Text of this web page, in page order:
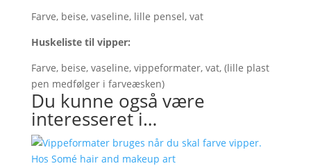
Farve, beise, vaseline, lille pensel, vat
Huskeliste til vipper:
Farve, beise, vaseline, vippeformater, vat, (lille plast
pen medfølger i farveæsken)
Du kunne også være
interesseret i…